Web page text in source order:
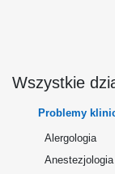
Wszystkie
Problemy
Alergologia